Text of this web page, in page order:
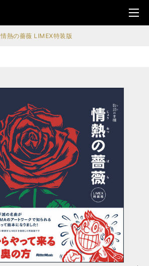
メニ
ュ
情熱の薔薇 LIMEX特装版